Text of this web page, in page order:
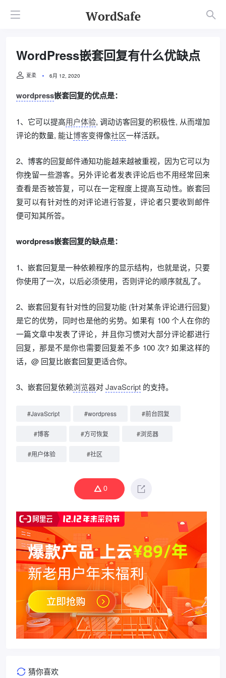
WordPress嵌套回复有什么优缺点
夏柔 6月 12, 2020
wordpress嵌套回复的优点是：
1、它可以提高用户体验, 调动访客回复的积极性, 从而增加
评论的数量, 能让博客变得像社区一样活跃。
2、博客的回复邮件通知功能越来越被重视，因为它可以为
你挽留一些游客。另外评论者发表评论后也不用经常回来
查看是否被答复，可以在一定程度上提高互动性。嵌套回
复可以有针对性的对评论进行答复，评论者只要收到邮件
便可知其所答。
wordpress嵌套回复的缺点是：
1、嵌套回复是一种依赖程序的显示结构，也就是说，只要
你使用了一次，以后必须使用，否则评论的顺序就乱了。
2、嵌套回复有针对性的回复功能 (针对某条评论进行回复)
是它的优势，同时也是他的劣势。如果有 100 个人在你的
一篇文章中发表了评论，并且你习惯对大部分评论都进行
回复，那是不是你也需要回复差不多 100 次? 如果这样的
话，@ 回复比嵌套回复更适合你。
3、嵌套回复依赖浏览器对JavaScript 的支持。
#JavaScript #wordpress #前台回复
#博客 #方可恢复 #浏览器
#用户体验 #社区
0
猜你喜欢